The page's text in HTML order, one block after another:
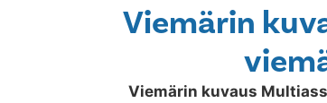
Viemärin
Viemärin kuvaus